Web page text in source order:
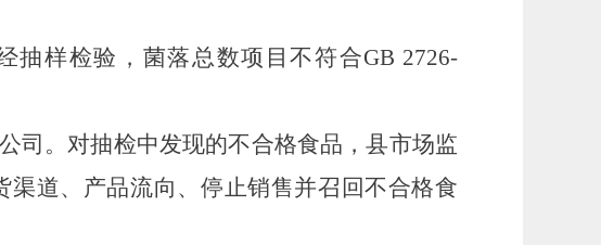
抽样检验， 菌落总数项目不符合GB 2726-
司。对抽检中发现的不合格食品 ，县市场监
渠道、 产品流向、 停止销售并召回不合格食